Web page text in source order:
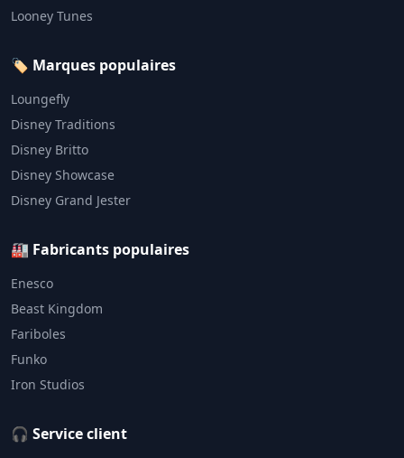
Looney Tunes
🏷️ Marques populaires
Loungefly
Disney Traditions
Disney Britto
Disney Showcase
Disney Grand Jester
🏭 Fabricants populaires
Enesco
Beast Kingdom
Fariboles
Funko
Iron Studios
🎧 Service client